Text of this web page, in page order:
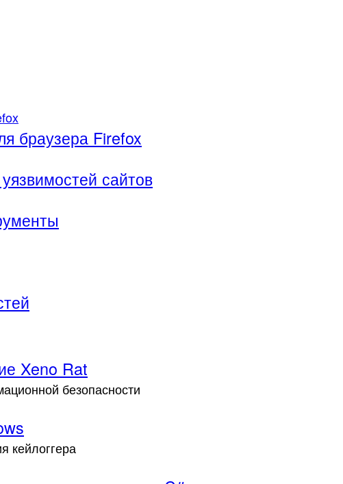
браузера Firefox
сайтов
Xeno Rat
безопасности
кейлоггера